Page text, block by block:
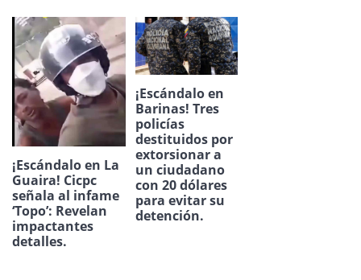
¡Escándalo en La
Guaira! Cicpc
señala al infame
‘Topo’: Revelan
impactantes
detalles.
¡Escándalo en
Barinas! Tres
policías
destituidos por
extorsionar a
un ciudadano
con 20 dólares
para evitar su
detención.